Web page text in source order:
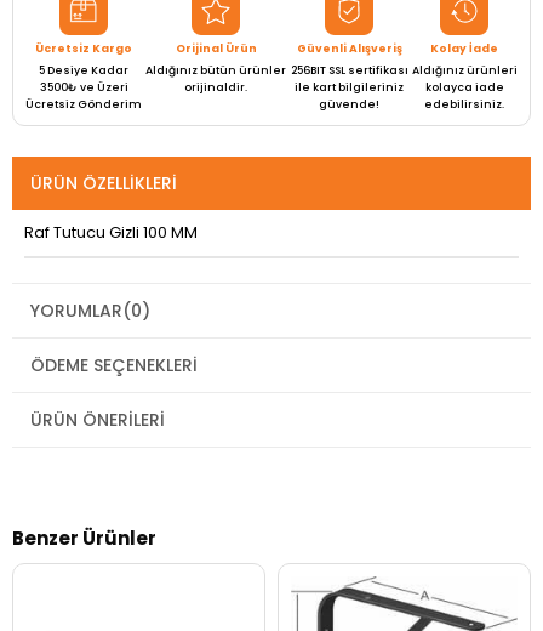
Ücretsiz Kargo
5 Desiye Kadar
3500₺ ve Üzeri
Ücretsiz Gönderim
Orijinal Ürün
Aldığınız bütün ürünler
orijinaldir.
Güvenli Alışveriş
256BIT SSL sertifikası
ile kart bilgileriniz
güvende!
Kolay İade
Aldığınız ürünleri
kolayca iade
edebilirsiniz.
ÜRÜN ÖZELLIKLERI
Raf Tutucu Gizli 100 MM
YORUMLAR(0)
ÖDEME SEÇENEKLERI
ÜRÜN ÖNERILERI
Benzer Ürünler